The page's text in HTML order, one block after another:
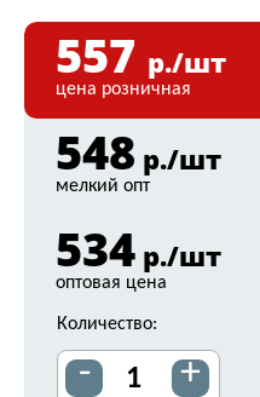
557 р./шт
цена розничная
548 р./шт
мелкий опт
534 р./шт
оптовая цена
Количество:
- +